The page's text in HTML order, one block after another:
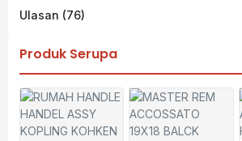
Ulasan (76)
Produk Serupa